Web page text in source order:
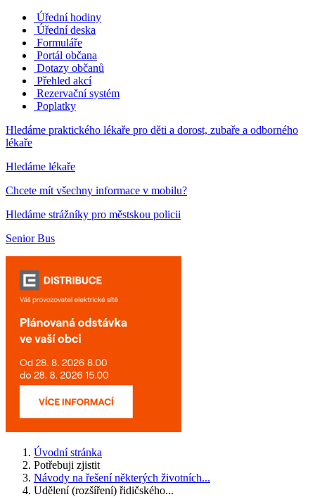
Úřední hodiny
Úřední deska
Formuláře
Portál občana
Dotazy občanů
Přehled akcí
Rezervační systém
Poplatky
Hledáme praktického lékaře pro děti a dorost, zubaře a odborného
lékaře
Hledáme lékaře
Chcete mít všechny informace v mobilu?
Hledáme strážníky pro městskou policii
Senior Bus
Úvodní stránka
Potřebuji zjistit
Návody na řešení některých životních...
Udělení (rozšíření) řidičského...